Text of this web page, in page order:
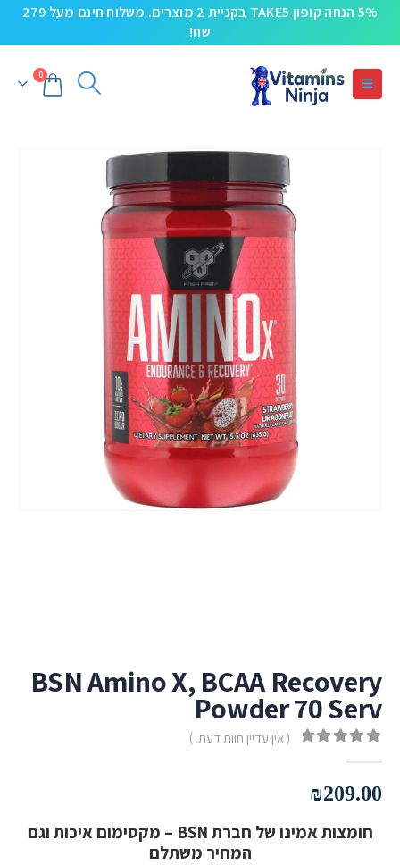
5% הנחה קופון TAKE5 בקניית 2 מוצרים. משלוח חינם מעל 279
שח!
0
BSN Amino X, BCAA Recovery
Powder 70 Serv
( אין עדיין חוות דעת. )
₪209.00
חומצות אמינו של חברת BSN – מקסימום איכות וגם
המחיר משתלם